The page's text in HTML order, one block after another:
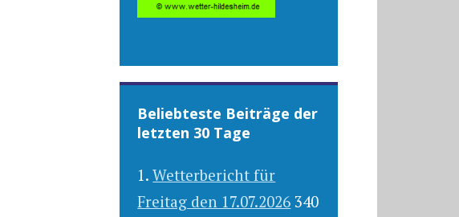
Beliebteste Beiträge der
letzten 30 Tage
Wetterbericht für
Freitag den 17.07.2026 340